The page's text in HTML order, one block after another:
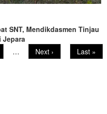
SNT, Mendikdasmen Tinjau
Jepara
…
Next
page
Next ›
Last
page
Last »